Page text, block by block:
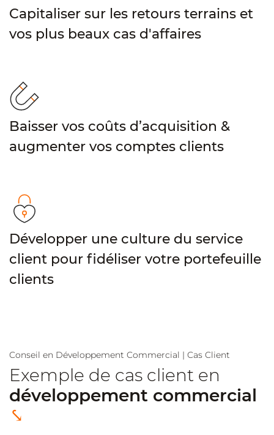
Capitaliser sur les retours terrains et
vos plus beaux cas d'affaires
Baisser vos coûts d’acquisition &
augmenter vos comptes clients
Développer une culture du service
client pour fidéliser votre portefeuille
clients
Conseil en Développement Commercial | Cas Client
Exemple de cas client en
développement commercial
⤥